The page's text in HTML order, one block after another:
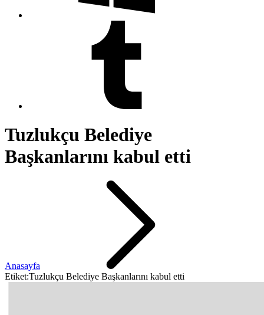
Tuzlukçu Belediye
Başkanlarını kabul etti
Anasayfa
Etiket:Tuzlukçu Belediye Başkanlarını kabul etti